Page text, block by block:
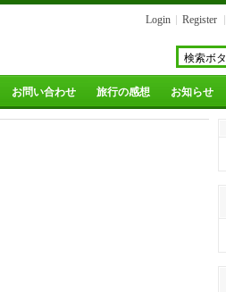
Login Register
お問い合わせ 旅行の感想 お知らせ